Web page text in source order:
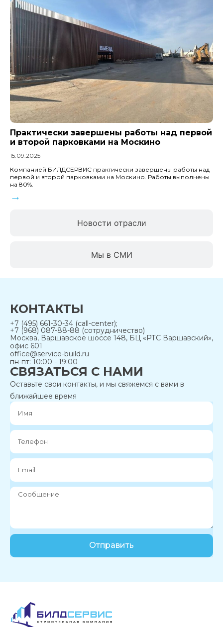
Новости отрасли
Мы в СМИ
Практически завершены работы над первой
и второй парковками на Москино
15.09.2025
Компанией БИЛДСЕРВИС практически завершены работы над
первой и второй парковками на Москино. Работы выполнены
на 80%.
→
КОНТАКТЫ
+7 (495) 661-30-34 (call-center);
+7 (968) 087-88-88 (сотрудничество)
Москва, Варшавское шоссе 148, БЦ «РТС Варшавский»,
офис 601
office@service-build.ru
пн-пт: 10:00 - 19:00
СВЯЗАТЬСЯ С НАМИ
Оставьте свои контакты, и мы свяжемся с вами в
ближайшее время
Отправить